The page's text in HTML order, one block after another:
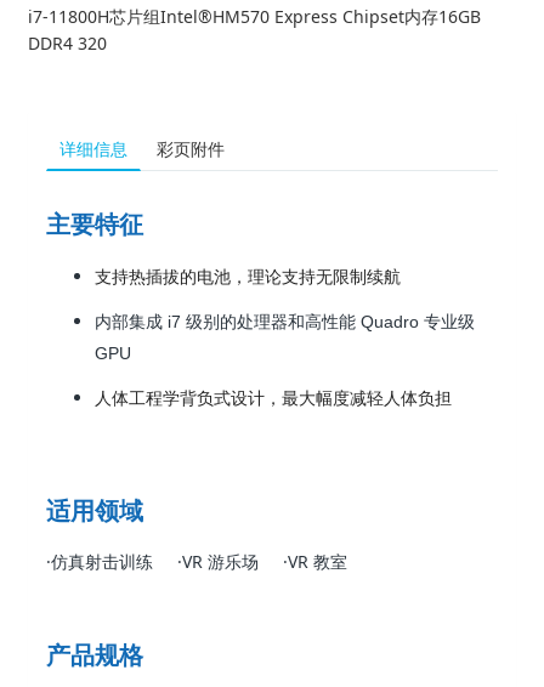
i7-11800H芯片组Intel®HM570 Express Chipset内存16GB
DDR4 320
详细信息 彩页附件
主要特征
支持热插拔的电池，理论支持无限制续航
内部集成 i7 级别的处理器和高性能 Quadro 专业级
GPU
人体工程学背负式设计，最大幅度减轻人体负担
适用领域
·仿真射击训练 ·VR 游乐场 ·VR 教室
产品规格